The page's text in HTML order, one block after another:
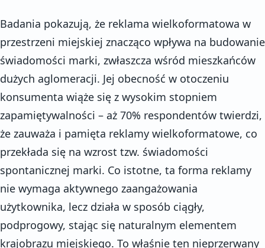
Badania pokazują, że reklama wielkoformatowa w
przestrzeni miejskiej znacząco wpływa na budowanie
świadomości marki, zwłaszcza wśród mieszkańców
dużych aglomeracji. Jej obecność w otoczeniu
konsumenta wiąże się z wysokim stopniem
zapamiętywalności – aż 70% respondentów twierdzi,
że zauważa i pamięta reklamy wielkoformatowe, co
przekłada się na wzrost tzw. świadomości
spontanicznej marki. Co istotne, ta forma reklamy
nie wymaga aktywnego zaangażowania
użytkownika, lecz działa w sposób ciągły,
podprogowy, stając się naturalnym elementem
krajobrazu miejskiego. To właśnie ten nieprzerwany